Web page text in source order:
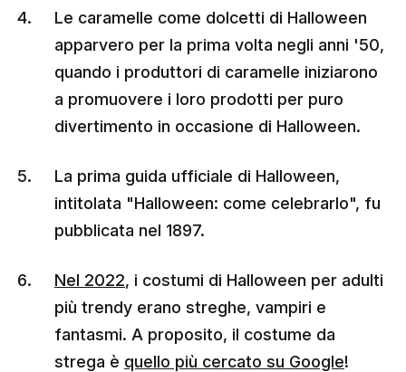
Le caramelle come dolcetti di Halloween
apparvero per la prima volta negli anni '50,
quando i produttori di caramelle iniziarono
a promuovere i loro prodotti per puro
divertimento in occasione di Halloween.
La prima guida ufficiale di Halloween,
intitolata "Halloween: come celebrarlo", fu
pubblicata nel 1897.
Nel 2022, i costumi di Halloween per adulti
più trendy erano streghe, vampiri e
fantasmi. A proposito, il costume da
strega è quello più cercato su Google!